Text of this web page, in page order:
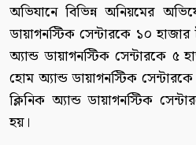
অভিযানে বিভিন্ন অনিয়মের
ডায়াগনস্টিক সেন্টারকে ১০
অ্যান্ড ডায়াগনস্টিক সেন্টারকে ৫
হোম অ্যান্ড ডায়াগনস্টিক
ক্লিনিক অ্যান্ড ডায়াগনস্টিক
হয়।